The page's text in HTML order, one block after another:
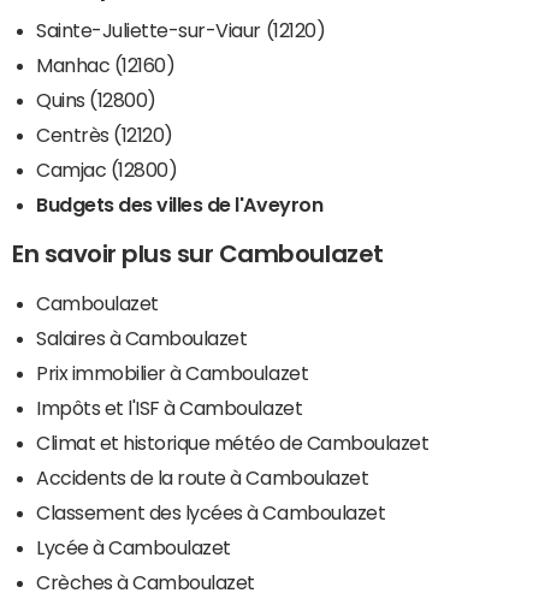
Sainte-Juliette-sur-Viaur (12120)
Manhac (12160)
Quins (12800)
Centrès (12120)
Camjac (12800)
Budgets des villes de l'Aveyron
En savoir plus sur Camboulazet
Camboulazet
Salaires à Camboulazet
Prix immobilier à Camboulazet
Impôts et l'ISF à Camboulazet
Climat et historique météo de Camboulazet
Accidents de la route à Camboulazet
Classement des lycées à Camboulazet
Lycée à Camboulazet
Crèches à Camboulazet